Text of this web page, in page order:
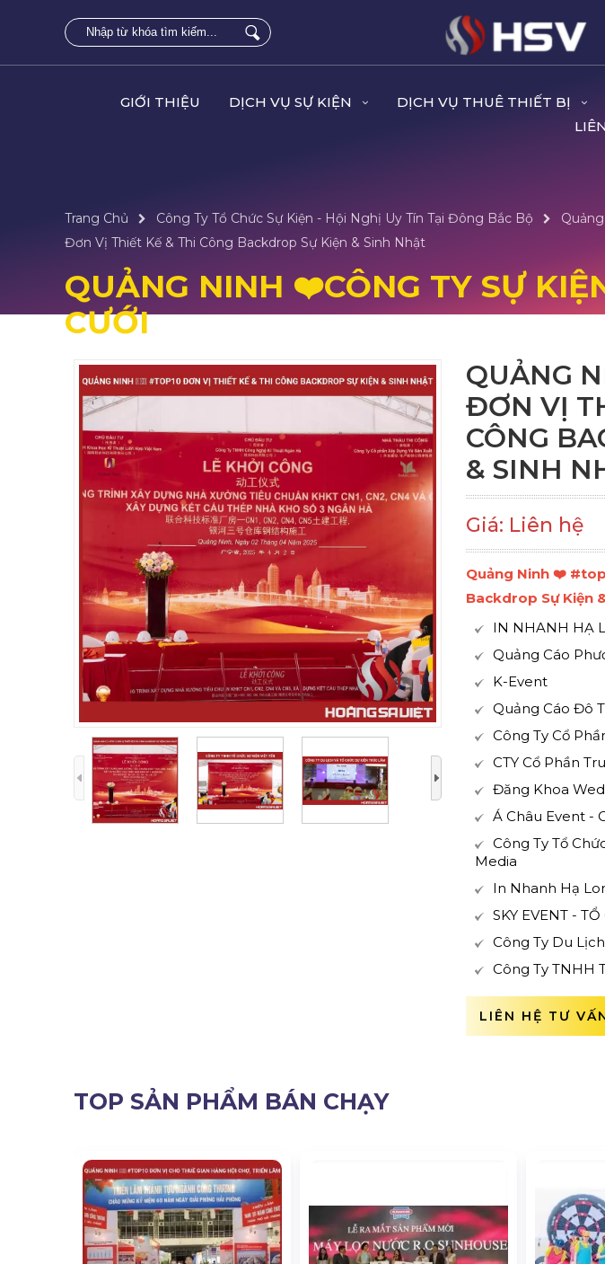
GIỚI THIỆU DỊCH VỤ SỰ KIỆN DỊCH VỤ THUÊ THIẾT BỊ
Trang Chủ Công Ty Tổ Chức Sự Kiện - Hội Nghị Uy Tín Tại Đông Bắc Bộ
Đơn Vị Thiết Kế & Thi Công Backdrop Sự Kiện & Sinh Nhật
QUẢNG NINH ❤️️CÔNG TY SỰ
CƯỚI
QUẢNG
ĐƠN VỊ
CÔNG
& SINH
Giá: Liên hệ
Quảng Ninh ❤️️
Backdrop Sự Kiện
IN NHANH HẠ
Quảng Cáo
K-Event
Quảng Cáo Đô
Công Ty Cổ
CTY Cổ Phần
Đăng Khoa
Á Châu Event -
Công Ty Tổ
Media
In Nhanh Hạ
SKY EVENT -
Công Ty Du
Công Ty TNHH
LIÊN HỆ TƯ
TOP SẢN PHẨM BÁN CHẠY